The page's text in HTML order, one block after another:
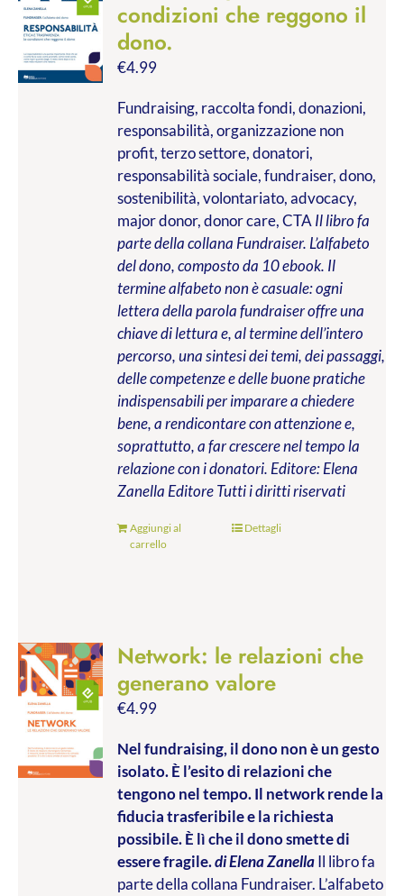
condizioni che reggono il
dono.
€4.99
Fundraising, raccolta fondi, donazioni,
responsabilità, organizzazione non
profit, terzo settore, donatori,
responsabilità sociale, fundraiser, dono,
sostenibilità, volontariato, advocacy,
major donor, donor care, CTA Il libro fa
parte della collana Fundraiser. L’alfabeto
del dono, composto da 10 ebook. Il
termine alfabeto non è casuale: ogni
lettera della parola fundraiser offre una
chiave di lettura e, al termine dell’intero
percorso, una sintesi dei temi, dei passaggi,
delle competenze e delle buone pratiche
indispensabili per imparare a chiedere
bene, a rendicontare con attenzione e,
soprattutto, a far crescere nel tempo la
relazione con i donatori. Editore: Elena
Zanella EditoreTutti i diritti riservati
Aggiungi al
carrello
Dettagli
Network: le relazioni che
generano valore
€4.99
Nel fundraising, il dono non è un gesto
isolato. È l’esito di relazioni che
tengono nel tempo. Il network rende la
fiducia trasferibile e la richiesta
possibile. È lì che il dono smette di
essere fragile.di Elena ZanellaIl libro fa
parte della collana Fundraiser. L’alfabeto